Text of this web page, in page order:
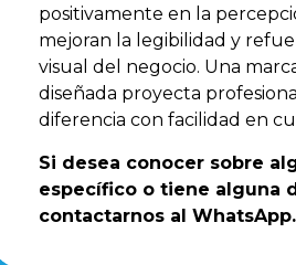
positivamente en la
mejoran la legibilidad y
visual del negocio. Una
diseñada proyecta
diferencia con facilidad en
Si desea conocer sobre
específico o tiene alguna
contactarnos al WhatsApp.